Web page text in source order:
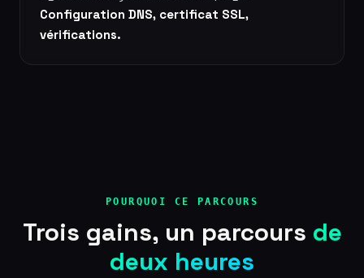
Configuration DNS, certificat SSL,
vérifications.
POURQUOI CE PARCOURS
Trois gains, un parcours de
deux heures